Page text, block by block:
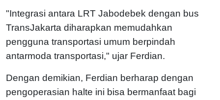
"Integrasi antara LRT Jabodebek dengan bus
TransJakarta diharapkan memudahkan
pengguna transportasi umum berpindah
antarmoda transportasi," ujar Ferdian.
Dengan demikian, Ferdian berharap dengan
pengoperasian halte ini bisa bermanfaat bagi